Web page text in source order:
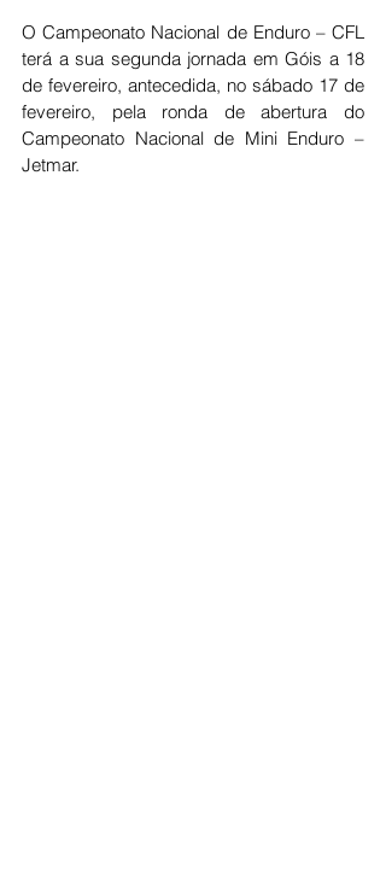
O Campeonato Nacional de Enduro – CFL
terá a sua segunda jornada em Góis a 18
de fevereiro, antecedida, no sábado 17 de
fevereiro, pela ronda de abertura do
Campeonato Nacional de Mini Enduro –
Jetmar.